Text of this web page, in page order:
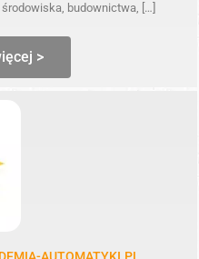
budownictwa, […]
>